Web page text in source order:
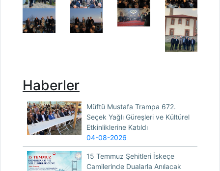
Haberler
Müftü Mustafa Trampa 672.
Seçek Yağlı Güreşleri ve Kültürel
Etkinliklerine Katıldı
04-08-2026
15 Temmuz Şehitleri İskeçe
Camilerinde Dualarla Anılacak